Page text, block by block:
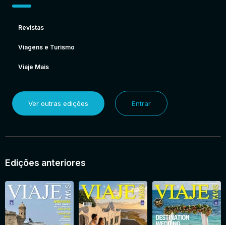
Revistas
Viagens e Turismo
Viaje Mais
Ver outras edições Entrar
Edições anteriores